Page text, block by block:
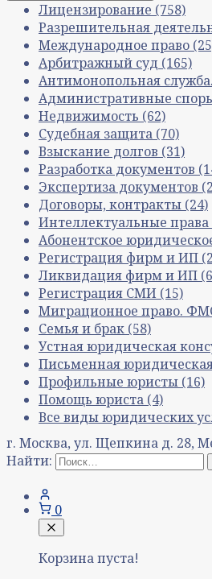
Лицензирование (758)
Разрешительная
Международное право
Арбитражный суд (165)
Антимонопольная
Административные
Недвижимость (62)
Судебная защита (70)
Взыскание долгов (31)
Разработка документов
Экспертиза документов
Договоры, контракты (24)
Интеллектуальные права
Абонентское
Регистрация фирм и ИП
Ликвидация фирм и ИП
Регистрация СМИ (15)
Миграционное право.
Семья и брак (58)
Устная юридическая
Письменная
Профильные юристы (16)
Помощь юриста (4)
Все виды юридических
г. Москва, ул. Щепкина д. 28,
Найти:
0
Корзина пуста!